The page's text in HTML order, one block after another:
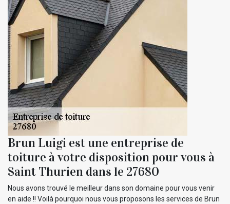
Brun Luigi est une entreprise de
toiture à votre disposition pour vous à
Saint Thurien dans le 27680
Nous avons trouvé le meilleur dans son domaine pour vous venir
en aide !! Voilà pourquoi nous vous proposons les services de Brun